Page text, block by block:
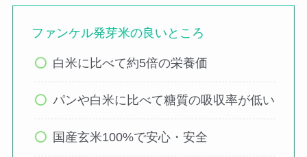
ファンケル発芽米の良いところ
白米に比べて約5倍の栄養価
パンや白米に比べて糖質の吸収率が低い
国産玄米100%で安心・安全